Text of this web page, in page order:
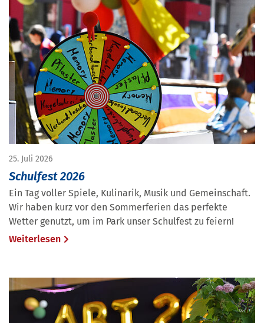
25. Juli 2026
Schulfest 2026
Ein Tag voller Spiele, Kulinarik, Musik und Gemeinschaft.
Wir haben kurz vor den Sommerferien das perfekte
Wetter genutzt, um im Park unser Schulfest zu feiern!
Weiterlesen